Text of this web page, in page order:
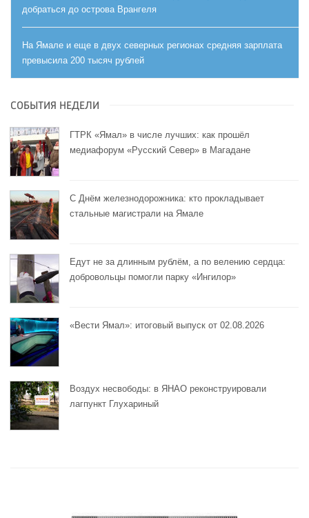
добраться до острова Врангеля
На Ямале и еще в двух северных регионах средняя зарплата
превысила 200 тысяч рублей
СОБЫТИЯ НЕДЕЛИ
ГТРК «Ямал» в числе лучших: как прошёл
медиафорум «Русский Север» в Магадане
С Днём железнодорожника: кто прокладывает
стальные магистрали на Ямале
Едут не за длинным рублём, а по велению сердца:
добровольцы помогли парку «Ингилор»
«Вести Ямал»: итоговый выпуск от 02.08.2026
Воздух несвободы: в ЯНАО реконструировали
лагпункт Глухариный